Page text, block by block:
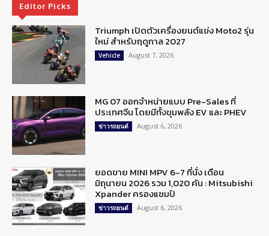
Editor Picks
Triumph เปิดตัวเครื่องยนต์แข่ง Moto2 รุ่น
ใหม่ สำหรับฤดูกาล 2027
Vehicle August 7, 2026
MG 07 ออกจำหน่ายแบบ Pre-Sales ที่
ประเทศจีน โดยมีทั้งขุมพลัง EV และ PHEV
ข่าวรถยนต์ August 6, 2026
ยอดขาย MINI MPV 6-7 ที่นั่ง เดือน
มิถุนายน 2026 รวม 1,020 คัน : Mitsubishi
Xpander ครองแชมป์
ข่าวรถยนต์ August 6, 2026